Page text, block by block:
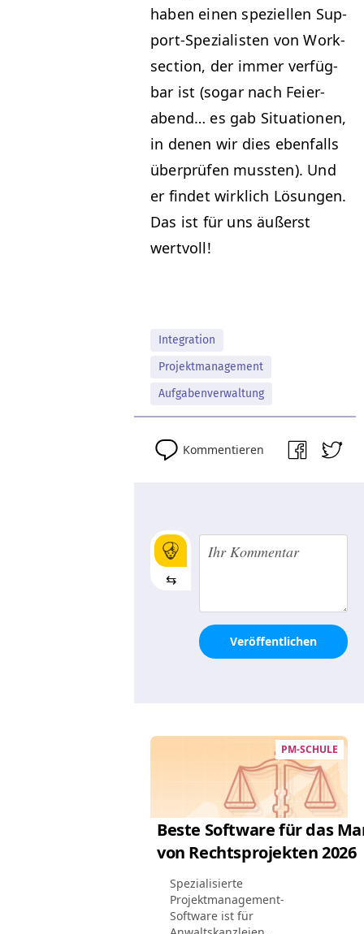
haben einen speziellen Sup­
port-Spezial­is­ten von Work­
sec­tion, der immer ver­füg­
bar ist (sog­ar nach Feier­
abend… es gab Sit­u­a­tio­nen,
in denen wir dies eben­falls
über­prüfen mussten). Und
er find­et wirk­lich Lösun­gen.
Das ist für uns äußerst
wertvoll!
Integration
Projektmanagement
Aufgabenverwaltung
Kommentieren
⇆
Veröffentlichen
PM-SCHULE
Beste Software für das
von Rechtsprojekten 2026
Spezialisierte
Projektmanagement-
Software ist für